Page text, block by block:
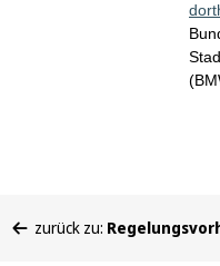
befinden
zurück zu: